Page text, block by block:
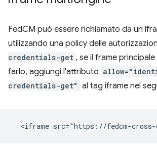
FedCM può essere richiamato da un
utilizzando una policy delle
credentials-get , se il frame
farlo, aggiungi l'attributo
credentials-get" al tag iframe nel